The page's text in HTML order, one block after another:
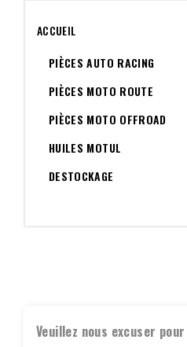
ACCUEIL
PIÈCES AUTO RACING
PIÈCES MOTO ROUTE
PIÈCES MOTO OFFROAD
HUILES MOTUL
DESTOCKAGE
Veuillez nous excuser